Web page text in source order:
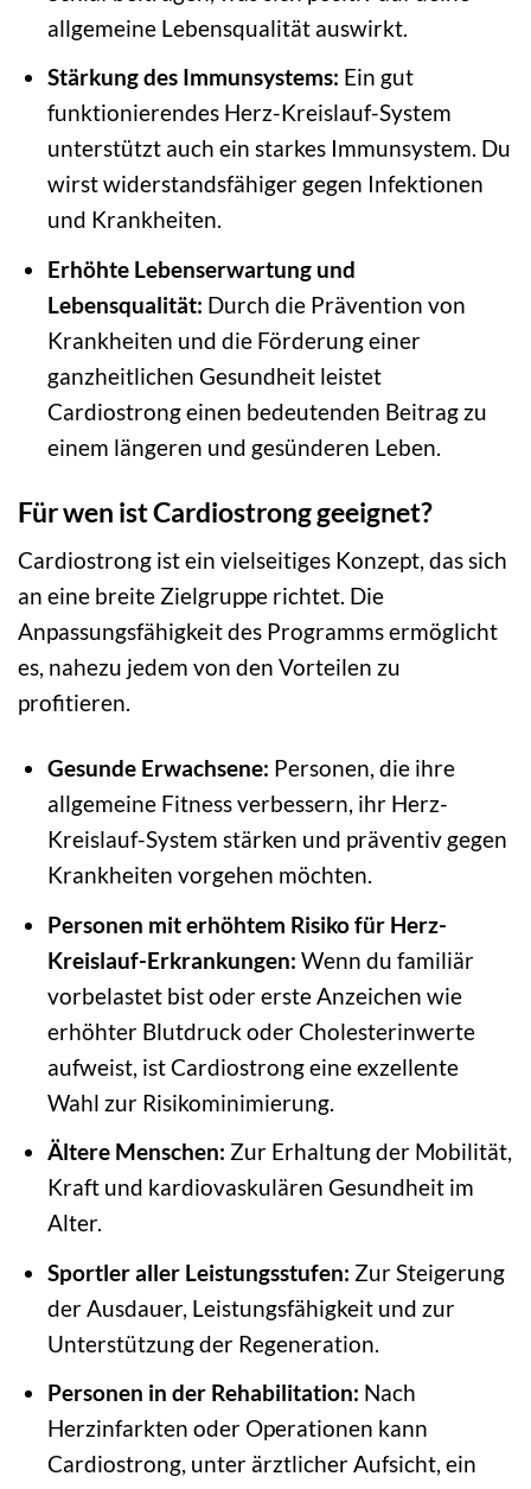
allgemeine Lebensqualität auswirkt.
Stärkung des Immunsystems: Ein gut
funktionierendes Herz-Kreislauf-System
unterstützt auch ein starkes Immunsystem. Du
wirst widerstandsfähiger gegen Infektionen
und Krankheiten.
Erhöhte Lebenserwartung und
Lebensqualität: Durch die Prävention von
Krankheiten und die Förderung einer
ganzheitlichen Gesundheit leistet
Cardiostrong einen bedeutenden Beitrag zu
einem längeren und gesünderen Leben.
Für wen ist Cardiostrong geeignet?
Cardiostrong ist ein vielseitiges Konzept, das sich
an eine breite Zielgruppe richtet. Die
Anpassungsfähigkeit des Programms ermöglicht
es, nahezu jedem von den Vorteilen zu
profitieren.
Gesunde Erwachsene: Personen, die ihre
allgemeine Fitness verbessern, ihr Herz-
Kreislauf-System stärken und präventiv gegen
Krankheiten vorgehen möchten.
Personen mit erhöhtem Risiko für Herz-
Kreislauf-Erkrankungen: Wenn du familiär
vorbelastet bist oder erste Anzeichen wie
erhöhter Blutdruck oder Cholesterinwerte
aufweist, ist Cardiostrong eine exzellente
Wahl zur Risikominimierung.
Ältere Menschen: Zur Erhaltung der Mobilität,
Kraft und kardiovaskulären Gesundheit im
Alter.
Sportler aller Leistungsstufen: Zur Steigerung
der Ausdauer, Leistungsfähigkeit und zur
Unterstützung der Regeneration.
Personen in der Rehabilitation: Nach
Herzinfarkten oder Operationen kann
Cardiostrong, unter ärztlicher Aufsicht, ein